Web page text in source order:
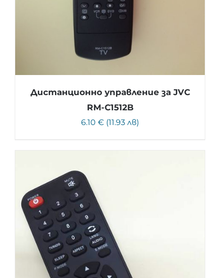
Дистанционно управление за JVC
RM-C1512B
6.10 € (11.93 лв)